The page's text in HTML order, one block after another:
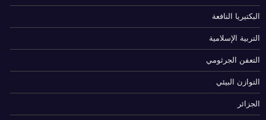
البكتيريا النافعة
التربية الإسلامية
التعفن الجرثومي
التوازن البيئي
الجزائر